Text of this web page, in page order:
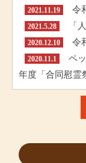
2021.11.19 令
2021.5.28 「
2020.12.10 令
2020.11.1
ペ
年度「合同慰霊